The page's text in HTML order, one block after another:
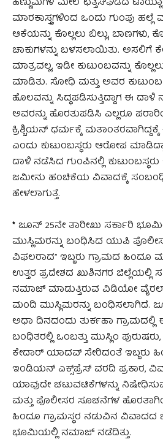
ಮಾರಕಾಸ್ತ್ರಗಳಿಂದ ಒಂದು ಗುಂಪು
ಆಕೆಯನ್ನು ಕೊಲ್ಲಲು ಬಿಲ್ಲು, ಬಾಣಗಳು,
ಚಾಕುಗಳನ್ನು ಬಳಸಲಾಯಿತು. ಅಸಲಿಗೆ
ಮಾತ್ರವಲ್ಲ, ಇಡೀ ಕುಟುಂಬವನ್ನು
ಮಾಡಿತು. ಸೋಧಿ ಮತ್ತು ಅವರ ಕುಟುಂಬ
ಹೊಲವನ್ನು ಸಿದ್ಧಪಡಿಸುತ್ತಿದ್ದಾಗ ಈ
ಅವರನ್ನು ಹೊರತುಪಡಿಸಿ ಎಲ್ಲರೂ
ಕ್ರಿಶ್ಚಿಯನ್ ಧರ್ಮಕ್ಕೆ
ಎಂದು ಕುಟುಂಬಸ್ಥರು ಆರೋಪ
ದಾಳಿ ನಡೆಸಿದ ಗುಂಪಿನಲ್ಲಿ ಕುಟುಂಬಸ್ಥರು
ಜಮೀನು ಹಂಚಿಕೆಯ ವಿವಾದಕ್ಕೆ
ಹೇಳಲಾಗುತ್ತೆ.
*ಜೂನ್ 25ನೇ ತಾರೀಖು ಸರ್ಕಾರಿ
ಮುಸ್ಲಿಮರನ್ನು ಬಂಧಿಸಿದ ಯುಪಿ
ವಿಫಲರಾದ” ಇಬ್ಬರು ಗ್ರಾಮದ ಹಿಂದೂ
ಉತ್ತರ ಪ್ರದೇಶದ ಖುಶಿನಗರ ಜಿಲ್ಲೆಯಲ್ಲಿ
ನಮಾಜ್ ಮಾಡುತ್ತಿರುವ ವಿಡಿಯೋ
ಮಂದಿ ಮುಸ್ಲಿಮರನ್ನು ಬಂಧಿಸಲಾಗಿದೆ.
ಅಧಾ ದಿನದಂದು ತುರ್ಕಹಾ ಗ್ರಾಮದಲ್ಲಿ
ಬಂಧಿತರಲ್ಲಿ ಒಂಬತ್ತು ಮುಸ್ಲಿಂ
ಕೇದಾರ್ ಯಾದವ್ ಸೇರಿದಂತೆ ಇಬ್ಬರು
ಇಂಡಿಯನ್ ಎಕ್ಸ್‌ಪ್ರೆಸ್ ವರದಿ ಪ್ರಕಾರ,
ಯಾವುದೇ ಚಟುವಟಿಕೆಗಳನ್ನು
ಮತ್ತು ಪೊಲೀಸರ ಸೂಚನೆಗಳ
ಹಿಂದೂ ಗ್ರಾಮಸ್ಥರ ನಡುವಿನ ವಿವಾದದ
ಭೂಮಿಯಲ್ಲಿ ನಮಾಜ್ ನಡೆದಿತ್ತು.